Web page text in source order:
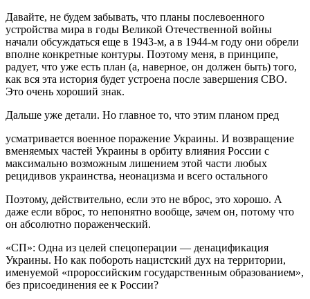
Давайте, не будем забывать, что планы послевоенного
устройства мира в годы Великой Отечественной войны
начали обсуждаться еще в 1943-м, а в 1944-м году они обрели
вполне конкретные контуры. Поэтому меня, в принципе,
радует, что уже есть план (а, наверное, он должен быть) того,
как вся эта история будет устроена после завершения СВО.
Это очень хороший знак.
Дальше уже детали. Но главное то, что этим планом пред
усматривается военное поражение Украины. И возвращение
вменяемых частей Украины в орбиту влияния России с
максимально возможным лишением этой части любых
рецидивов украинства, неонацизма и всего остального
Поэтому, действительно, если это не вброс, это хорошо. А
даже если вброс, то непонятно вообще, зачем он, потому что
он абсолютно пораженческий.
«СП»: Одна из целей спецоперации — денацификация
Украины. Но как побороть нацистский дух на территории,
именуемой «пророссийским государственным образованием»,
без присоединения ее к России?